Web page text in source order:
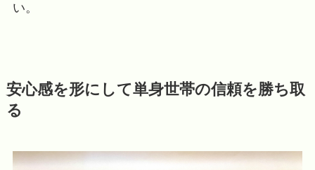
い。
安心感を形にして単身世帯の信頼を勝ち取
る